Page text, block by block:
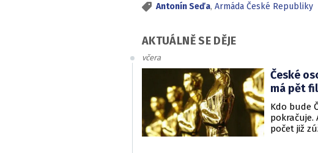
Antonín Seďa, Armáda České Republiky
AKTUÁLNĚ SE DĚJE
včera
České
má pět
Kdo bude
pokračuje.
počet již